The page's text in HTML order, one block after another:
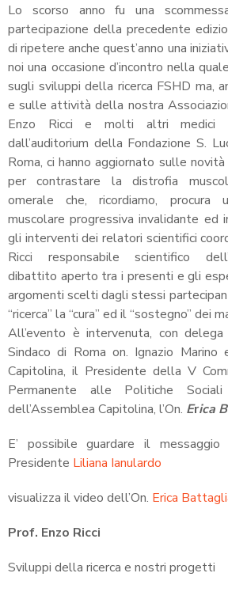
Lo scorso anno fu una
partecipazione della precedente
di ripetere anche quest’anno una
noi una occasione d’incontro nella
sugli sviluppi della ricerca FSHD ma,
e sulle attività della nostra
Enzo Ricci e molti altri medici
dall’auditorium della Fondazione S.
Roma, ci hanno aggiornato sulle
per contrastare la distrofia
omerale che, ricordiamo, procura
muscolare progressiva invalidante ed
gli interventi dei relatori scientifici
Ricci responsabile scientifico
dibattito aperto tra i presenti e gli
argomenti scelti dagli stessi
“ricerca” la “cura” ed il “sostegno” dei
All’evento è intervenuta, con
Sindaco di Roma on. Ignazio Marino
Capitolina, il Presidente della V
Permanente alle Politiche
dell’Assemblea Capitolina, l’On. Erica
E’ possibile guardare il
Presidente Liliana Ianulardo
visualizza il video dell’On. Erica
Prof. Enzo Ricci
Sviluppi della ricerca e nostri progetti